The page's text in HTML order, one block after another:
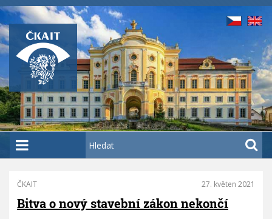
P
ř
e
j
t
k
h
l
a
t
ČKAIT 27. květen 2021
Bitva o nový stavební zákon nekončí